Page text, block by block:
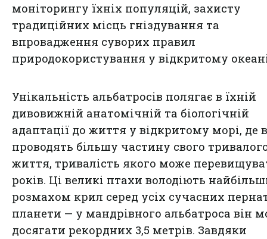
моніторингу їхніх популяцій, захисту
традиційних місць гніздування та
впровадження суворих правил
природокористування у відкритому
Унікальність альбатросів полягає в їхній
дивовижній анатомічній та біологічній
адаптації до життя у відкритому морі, де
проводять більшу частину свого
життя, тривалість якого може
років. Ці великі птахи володіють
розмахом крил серед усіх сучасних
планети — у мандрівного альбатроса він
досягати рекордних 3,5 метрів. Завдяки